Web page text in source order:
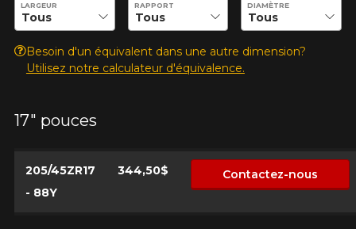
LARGEUR RAPPORT DIAMÈTRE
Besoin d'un équivalent dans une autre dimension?
Utilisez notre calculateur d'équivalence.
17" pouces
205/45ZR17
- 88Y
344,50$ Contactez-nous